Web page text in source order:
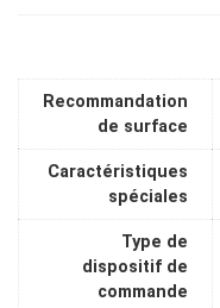
Recommandation
de surface
Caractéristiques
spéciales
Type de
dispositif de
commande